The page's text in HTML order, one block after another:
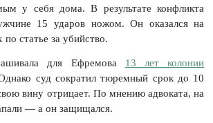
у себя дома. В результате конфликта
15 ударов ножом. Он оказался на
статье за убийство.
для Ефремова 13 лет колонии
суд сократил тюремный срок до 10
вину отрицает. По мнению адвоката, на
— а он защищался.